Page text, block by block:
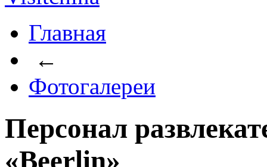
Главная
←
Фотогалереи
Персонал
«Beerlin»